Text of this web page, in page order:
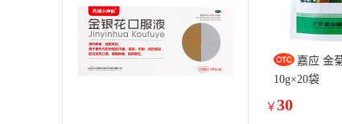
嘉应 金
10g×20袋
￥ 30